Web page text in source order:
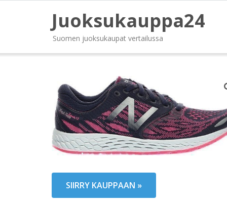
Juoksukauppa24
Suomen juoksukaupat vertailussa
SIIRRY KAUPPAAN »